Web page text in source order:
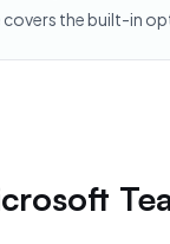
covers the built-in